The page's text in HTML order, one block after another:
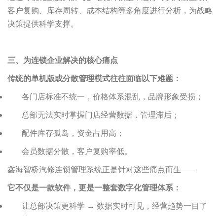
客户复购、库存周转、成本结构等多角度进行分析，为战略
决策提供科学支撑。
三、为连锁企业解决的核心痛点
传统的单机版或分散管理模式往往面临以下难题：
各门店标准不统一，价格体系混乱，品牌形象受损；
总部无法实时掌握门店经营数据，管理滞后；
配件库存孤岛，资金占用高；
会员数据分散，客户复购率低。
鑫海智桥汽修连锁管理系统正是针对这些痛点而生——
它不仅是一款软件，更是一整套数字化管理体系：
让总部决策更科学 → 数据实时可见，经营趋势一目了